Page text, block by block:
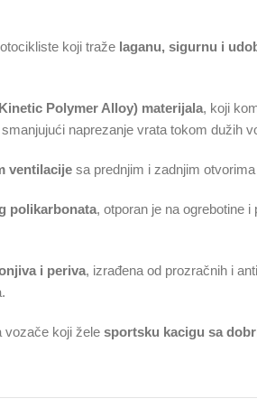
koji traže laganu, sigurnu i
Polymer Alloy) materijala, koji
naprezanje vrata tokom dužih
ventilacije sa prednjim i zadnjim
polikarbonata, otporan je na ogrebotine i
i periva, izrađena od prozračnih i
vozače koji žele sportsku kacigu sa